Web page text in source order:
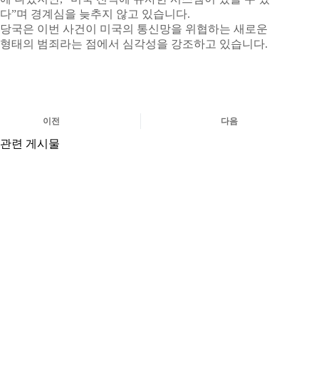
다”며 경계심을 늦추지 않고 있습니다.
당국은 이번 사건이 미국의 통신망을 위협하는 새로운
형태의 범죄라는 점에서 심각성을 강조하고 있습니다.
이전 다음
관련 게시물